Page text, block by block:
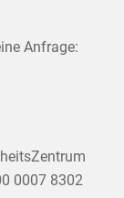
Anfrage:
8302